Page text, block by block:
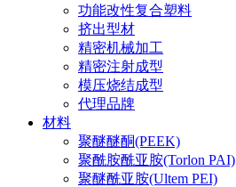
功能改性复合塑料
挤出型材
精密机械加工
精密注射成型
模压烧结成型
代理品牌
材料
聚醚醚酮(PEEK)
聚酰胺酰亚胺(Torlon PAI)
聚醚酰亚胺(Ultem PEI)